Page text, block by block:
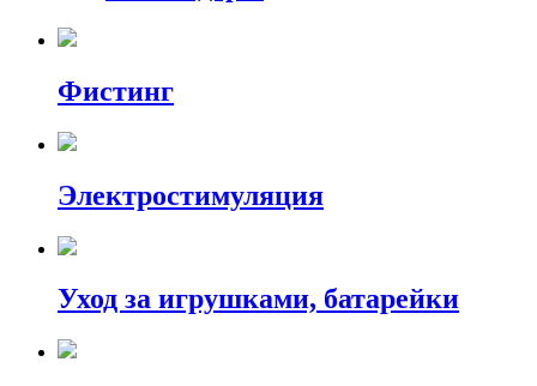
Фистинг
Электростимуляция
Уход за игрушками, батарейки